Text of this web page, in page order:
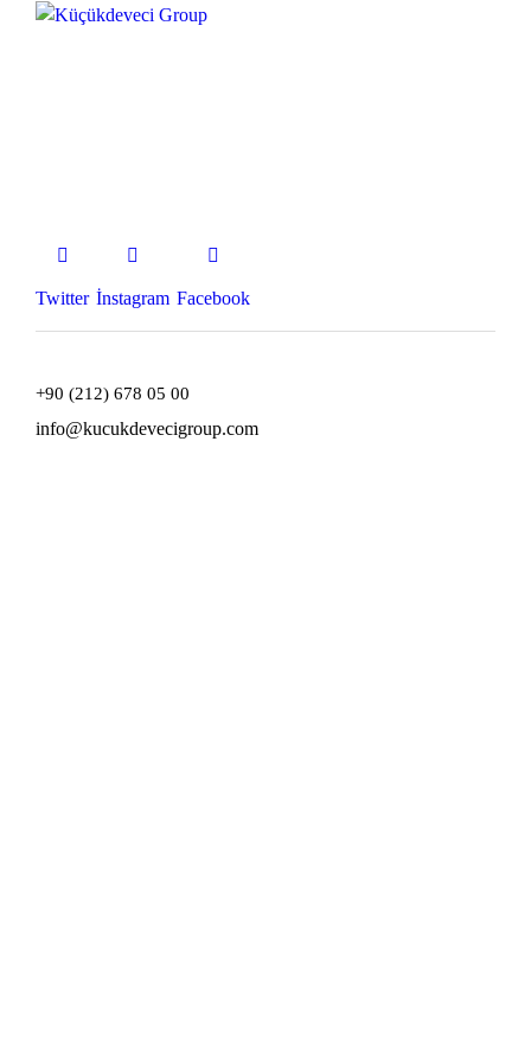
Twitter İnstagram Facebook
+90 (212) 678 05 00
info@kucukdevecigroup.com